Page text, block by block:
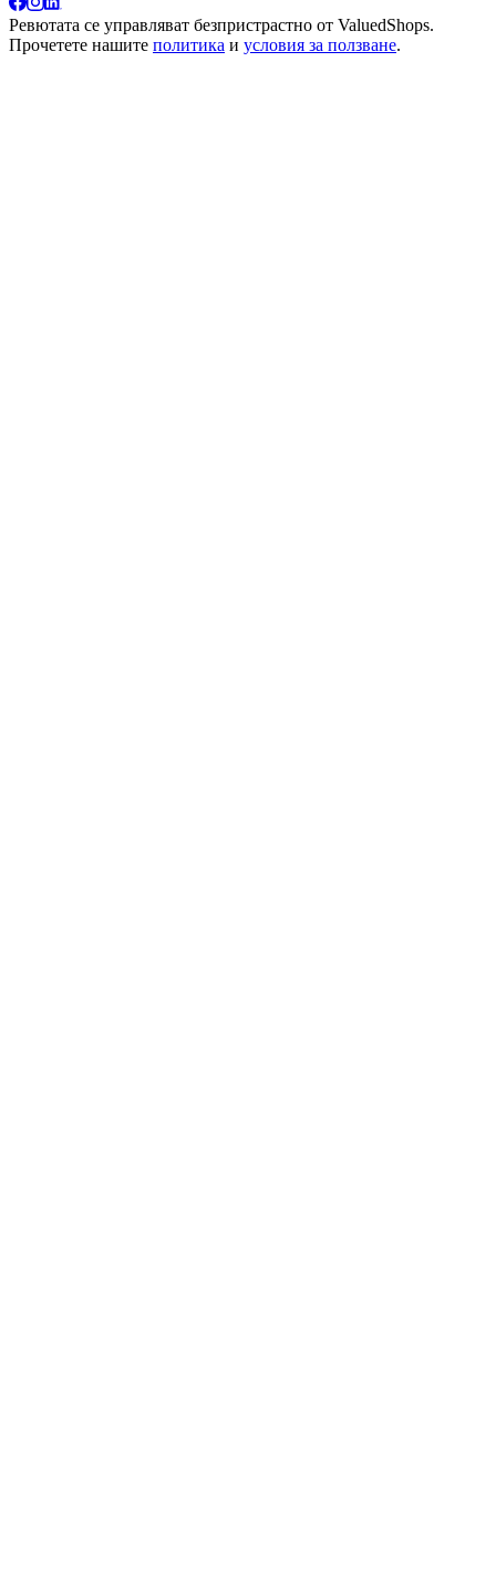
Ревютата се управляват безпристрастно от ValuedShops.
Прочетете нашите политика и условия за ползване.